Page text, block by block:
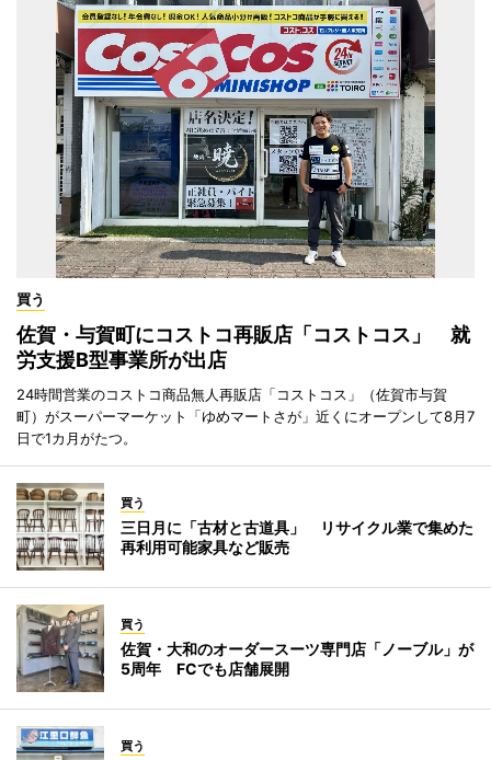
買う
佐賀・与賀町にコストコ再販店「コストコス」 就
労支援B型事業所が出店
24時間営業のコストコ商品無人再販店「コストコス」（佐賀市与賀
町）がスーパーマーケット「ゆめマートさが」近くにオープンして8月7
日で1カ月がたつ。
買う
三日月に「古材と古道具」 リサイクル業で集めた
再利用可能家具など販売
買う
佐賀・大和のオーダースーツ専門店「ノーブル」が
5周年 FCでも店舗展開
買う